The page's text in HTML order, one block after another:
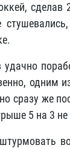
сделав
одним
сразу же
5 на 3 не